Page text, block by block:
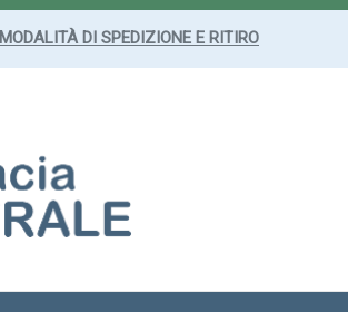
MODALITÀ DI SPEDIZIONE E RITIRO